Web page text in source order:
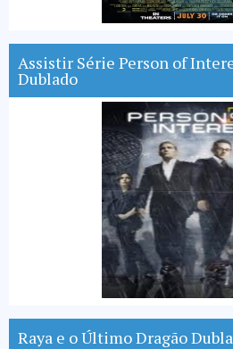
Assistir Série Person of
Dublado
Raya e o Último Dragão